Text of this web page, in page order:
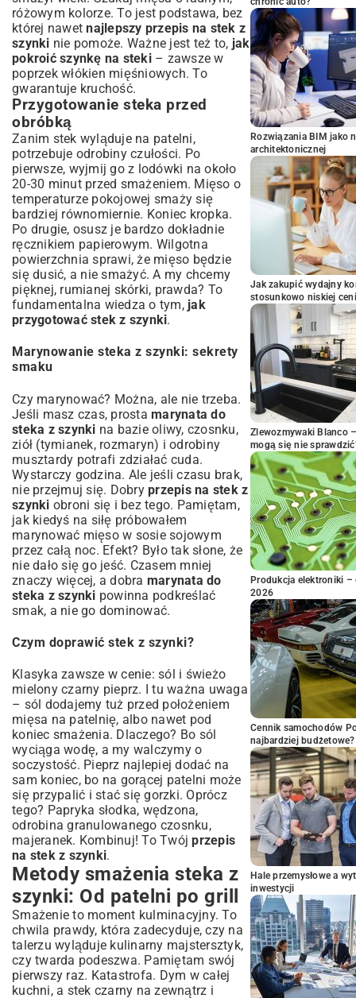
różowym kolorze. To jest podstawa, bez
której nawetnajlepszy przepis na stek z
szynki nie pomoże. Ważne jest też to, jak
pokroić szynkę na steki– zawsze w
poprzek włókien mięśniowych. To
gwarantuje kruchość.
Przygotowanie steka przed
obróbką
Zanim stek wyląduje na patelni,
potrzebuje odrobiny czułości. Po
pierwsze, wyjmij go z lodówki na około
20-30 minut przed smażeniem. Mięso o
temperaturze pokojowej smaży się
bardziej równomiernie. Koniec kropka.
Po drugie, osusz je bardzo dokładnie
ręcznikiem papierowym. Wilgotna
powierzchnia sprawi, że mięso będzie
się dusić, a nie smażyć. A my chcemy
pięknej, rumianej skórki, prawda? To
fundamentalna wiedza o tym, jak
przygotować stek z szynki.
Marynowanie steka z szynki: sekrety
smaku
Czy marynować? Można, ale nie trzeba.
Jeśli masz czas, prosta marynata do
steka z szynki na bazie oliwy, czosnku,
ziół (tymianek, rozmaryn) i odrobiny
musztardy potrafi zdziałać cuda.
Wystarczy godzina. Ale jeśli czasu brak,
nie przejmuj się. Dobry przepis na stek z
szynki obroni się i bez tego. Pamiętam,
jak kiedyś na siłę próbowałem
marynować mięso w sosie sojowym
przez całą noc. Efekt? Było tak słone, że
nie dało się go jeść. Czasem mniej
znaczy więcej, a dobra marynata do
steka z szynki powinna podkreślać
smak, a nie go dominować.
Czym doprawić stek z szynki?
Klasyka zawsze w cenie: sól i świeżo
mielony czarny pieprz. I tu ważna uwaga
– sól dodajemy tuż przed położeniem
mięsa na patelnię, albo nawet pod
koniec smażenia. Dlaczego? Bo sól
wyciąga wodę, a my walczymy o
soczystość. Pieprz najlepiej dodać na
sam koniec, bo na gorącej patelni może
się przypalić i stać się gorzki. Oprócz
tego? Papryka słodka, wędzona,
odrobina granulowanego czosnku,
majeranek. Kombinuj! To Twójprzepis
na stek z szynki.
Metody smażenia steka z
szynki: Od patelni po grill
Smażenie to moment kulminacyjny. To
chwila prawdy, która zadecyduje, czy na
talerzu wyląduje kulinarny majstersztyk,
czy twarda podeszwa. Pamiętam swój
pierwszy raz. Katastrofa. Dym w całej
kuchni, a stek czarny na zewnątrz i
Rozwiązania BIM jako
architektonicznej
Jak zakupić wydajny
stosunkowo niskiej
Zlewozmywaki Blanco
mogą się nie
Produkcja elektroniki –
2026
Cennik samochodów
najbardziej budżetowe?
Hale przemysłowe a
inwestycji